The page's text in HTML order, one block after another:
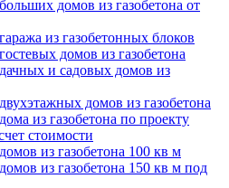
домов из газобетона от
из газобетонных блоков
домов из газобетона
и садовых домов из
домов из газобетона
из газобетона по проекту
стоимости
из газобетона 100 кв м
из газобетона 150 кв м под